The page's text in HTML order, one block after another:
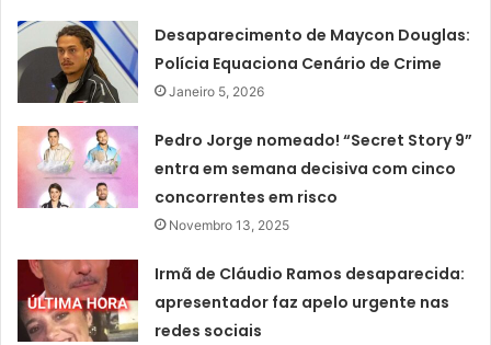
Desaparecimento de Maycon Douglas:
Polícia Equaciona Cenário de Crime
Janeiro 5, 2026
Pedro Jorge nomeado! “Secret Story 9”
entra em semana decisiva com cinco
concorrentes em risco
Novembro 13, 2025
Irmã de Cláudio Ramos desaparecida:
apresentador faz apelo urgente nas
redes sociais